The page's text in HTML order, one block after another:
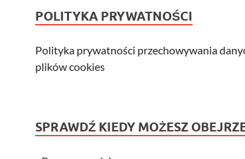
POLITYKA PRYWATNOŚCI
Polityka prywatności przechowywania
plików cookies
SPRAWDŹ KIEDY MOŻESZ